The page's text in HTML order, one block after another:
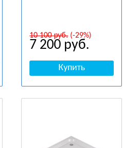
10 100руб.(-29%)
7 200 руб.